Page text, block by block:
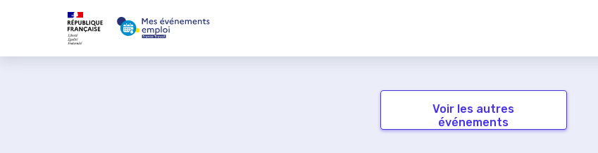
Voir les autres
événements